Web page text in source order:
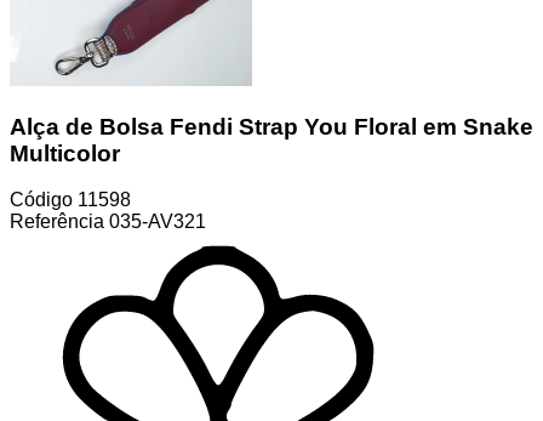
Alça de Bolsa Fendi Strap You Floral em Snake
Multicolor
Código 11598
Referência 035-AV321